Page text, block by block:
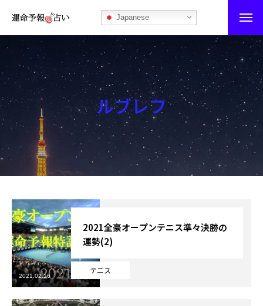
Japanese
運命予報占い
運命予報占いとは
あなたの所属部屋を探そう！
最恐の相性占い
秘伝公開！吉凶カレンダー
記事カテゴリー
ブログ
お知らせ
芸能界
ルブレフ
テニス
2021全豪オープンテニス準々決勝の
運勢(2)
2021.02.16